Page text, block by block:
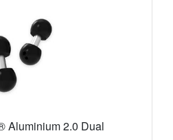
Aluminium 2.0 Dual